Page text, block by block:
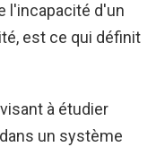
l'incapacité d'un
est ce qui définit
à étudier
un système